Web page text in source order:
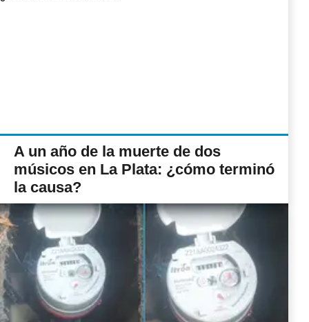
A un año de la muerte de dos
músicos en La Plata: ¿cómo terminó
la causa?